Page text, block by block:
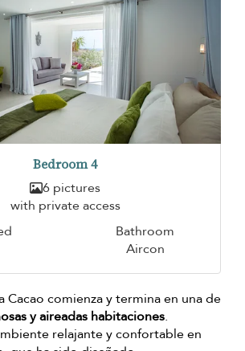
Bedroom 4
6 pictures
with private access
Bathroom
Aircon
Cacao comienza y termina en una de
y aireadas habitaciones.
relajante y confortable en